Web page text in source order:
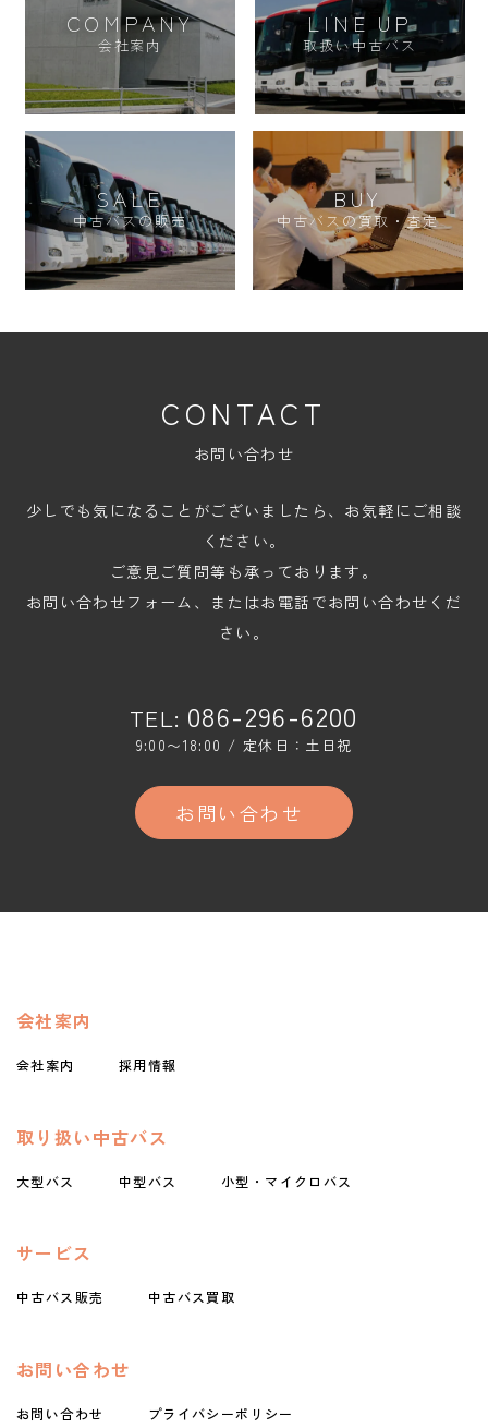
COMPANY
会社案内
LINE UP
取扱い中古バス
SALE
中古バスの販売
BUY
中古バスの買取・査定
CONTACT
お問い合わせ
少しでも気になることがございましたら、お気軽にご相談
ください。
ご意見ご質問等も承っております。
お問い合わせフォーム、またはお電話でお問い合わせくだ
さい。
TEL: 086-296-6200
9:00〜18:00 / 定休日：土日祝
お問い合わせ
会社案内
会社案内 採用情報
取り扱い中古バス
大型バス 中型バス 小型・マイクロバス
サービス
中古バス販売 中古バス買取
お問い合わせ
お問い合わせ プライバシーポリシー